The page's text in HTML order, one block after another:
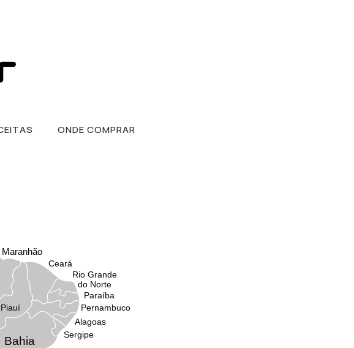
ONDE COMPRAR
Alagoas
Bahia
Ceará
Maranhão
Paraíba
Pernambuco
Piauí
Rio Grande
do Norte
Sergipe